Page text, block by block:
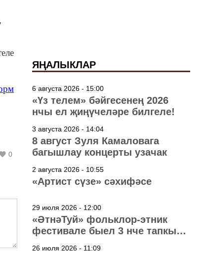
0
ЯҢАЛЫКЛАР
6 августа 2026 - 15:00
«Үз телем» бәйгесенең 2026
нчы ел җиңүчеләре билгеле!
3 августа 2026 - 14:04
8 август Зуля Камаловага
багышлау концерты узачак
2 августа 2026 - 10:55
«Артист сүзе» сәхифәсе
29 июля 2026 - 12:00
«ӘтнәТуй» фольклор-этник
фестивале быел 3 нче тапкыр
26 июля 2026 - 11:09